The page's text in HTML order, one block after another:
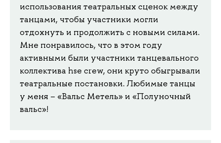
использования театральных сценок между
танцами, чтобы участники могли
отдохнуть и продолжить с новыми силами.
Мне понравилось, что в этом году
активными были участники танцевального
коллектива hse crew, они круто обыгрывали
театральные постановки. Любимые танцы
у меня – «Вальс Метель» и «Полуночный
вальс»!